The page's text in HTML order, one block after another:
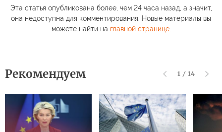
Эта статья опубликована более, чем 24 часа назад, а значит,
она недоступна для комментирования. Новые материалы вы
можете найти на главной странице.
Рекомендуем 1 / 14